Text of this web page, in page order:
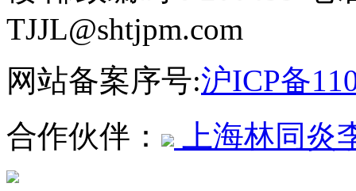
TJJL@shtjpm.com
网站备案序号:沪ICP备
合作伙伴：
上海林同炎